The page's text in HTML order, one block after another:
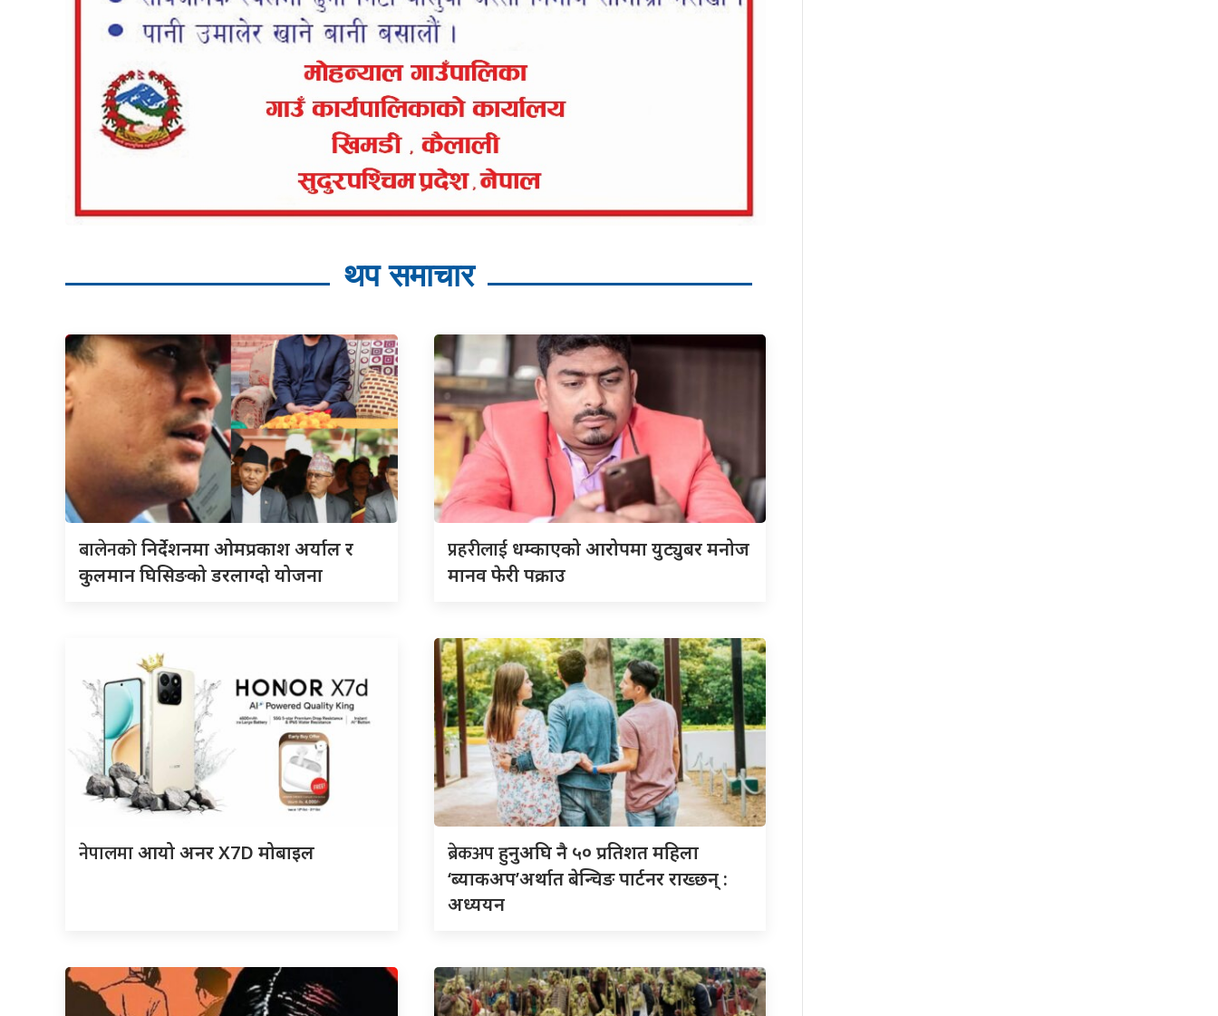
थप समाचार
बालेनकोनिर्देशनमा ओमप्रकाश अर्याल र
कुलमान घिसिङको डरलाग्दो योजना
प्रहरीलाई धम्काएको आरोपमा युट्युबर मनोज
मानव फेरी पक्राउ
नेपालमाआयो अनर X7D मोबाइल ब्रेकअपहुनुअघि नै ५० प्रतिशत महिला
‘ब्याकअप’अर्थात बेन्चिङ पार्टनर राख्छन् :
अध्ययन